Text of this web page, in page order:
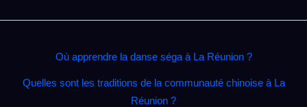
Où apprendre la danse séga à La Réunion ?
Quelles sont les traditions de la communauté chinoise à La
Réunion ?